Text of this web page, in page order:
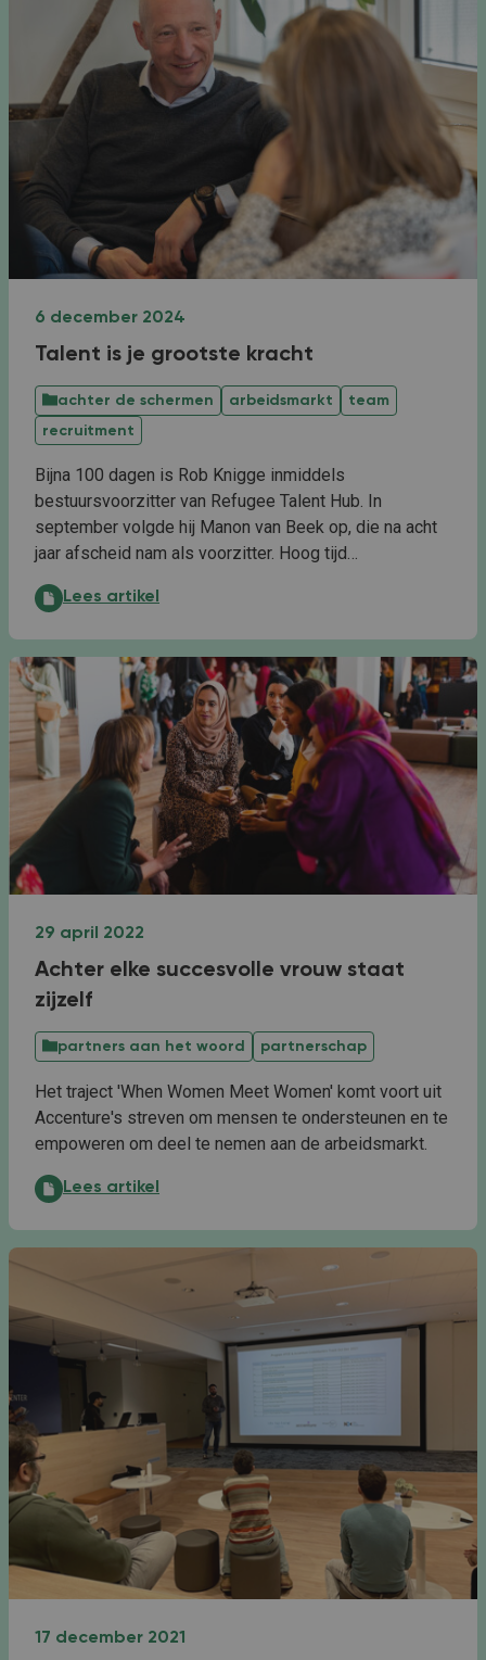
6 december 2024
Talent is je grootste kracht
achter de schermen arbeidsmarkt
team
recruitment
Bijna 100 dagen is Rob Knigge inmiddels
bestuursvoorzitter van Refugee Talent Hub. In
september volgde hij Manon van Beek op, die na acht
jaar afscheid nam als voorzitter. Hoog tijd…
Talent is je grootste kracht:
Lees artikel
29 april 2022
Achter elke succesvolle vrouw staat
zijzelf
partners aan het woord partnerschap
Het traject 'When Women Meet Women' komt voort uit
Accenture's streven om mensen te ondersteunen en te
empoweren om deel te nemen aan de arbeidsmarkt.
Achter elke succesvolle vrouw staat zijzelf:
Lees artikel
17 december 2021